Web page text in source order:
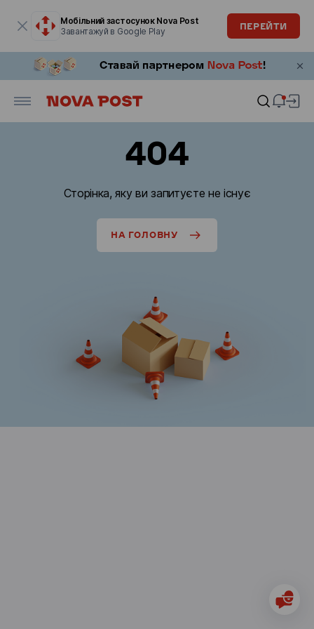
Мобільний застосунок Nova Post
Завантажуй в Google Play
ПЕРЕЙТИ
404
Сторінка, яку ви запитуєте не існує
НА ГОЛОВНУ